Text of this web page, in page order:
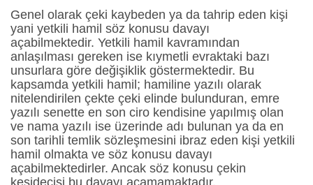
Genel olarak çeki kaybeden ya da tahrip eden kişi
yani yetkili hamil söz konusu davayı
açabilmektedir. Yetkili hamil kavramından
anlaşılması gereken ise kıymetli evraktaki bazı
unsurlara göre değişiklik göstermektedir. Bu
kapsamda yetkili hamil; hamiline yazılı olarak
nitelendirilen çekte çeki elinde bulunduran, emre
yazılı senette en son ciro kendisine yapılmış olan
ve nama yazılı ise üzerinde adı bulunan ya da en
son tarihli temlik sözleşmesini ibraz eden kişi yetkili
hamil olmakta ve söz konusu davayı
açabilmektedirler. Ancak söz konusu çekin